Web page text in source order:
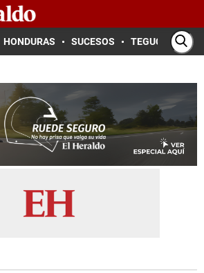
HONDURAS SUCESOS TEGUCIGALPA